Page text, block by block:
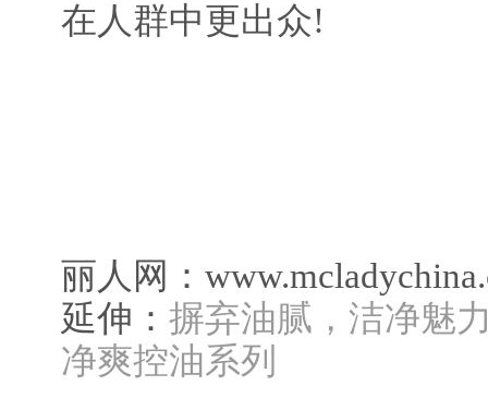
在人群中更出众!
丽人网：
延伸： 摒弃油腻，洁净魅
净爽控油系列